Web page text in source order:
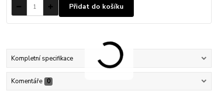
Přidat do košíku
Kompletní specifikace
Komentáře 0